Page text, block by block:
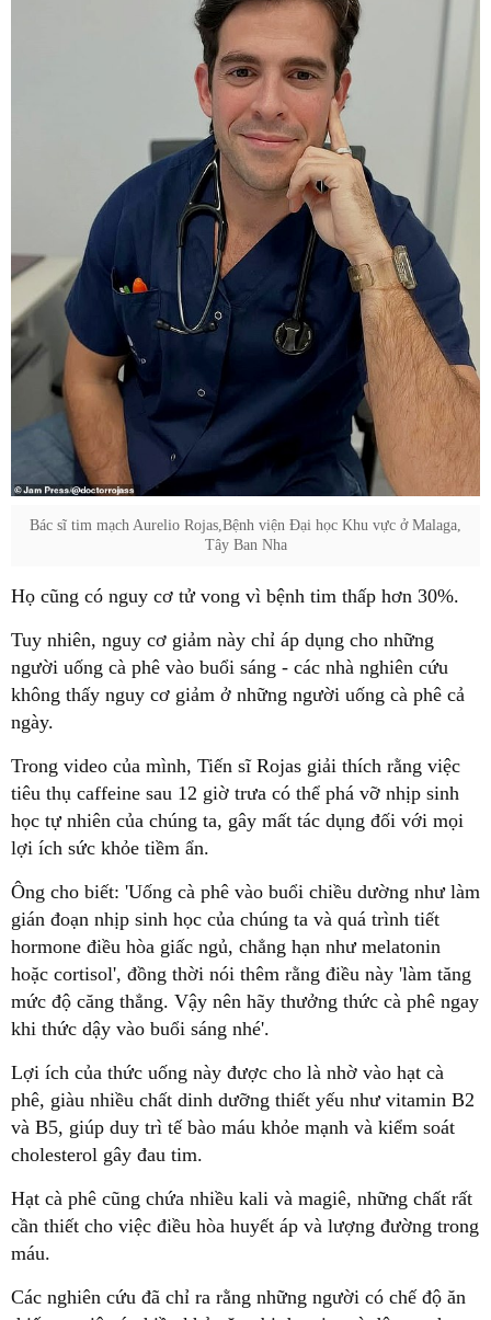
Bác sĩ tim mạch Aurelio Rojas,Bệnh viện Đại học Khu vực ở Malaga,
Tây Ban Nha
Họ cũng có nguy cơ tử vong vì bệnh tim thấp hơn 30%.
Tuy nhiên, nguy cơ giảm này chỉ áp dụng cho những
người uống cà phê vào buổi sáng - các nhà nghiên cứu
không thấy nguy cơ giảm ở những người uống cà phê cả
ngày.
Trong video của mình, Tiến sĩ Rojas giải thích rằng việc
tiêu thụ caffeine sau 12 giờ trưa có thể phá vỡ nhịp sinh
học tự nhiên của chúng ta, gây mất tác dụng đối với mọi
lợi ích sức khỏe tiềm ẩn.
Ông cho biết: 'Uống cà phê vào buổi chiều dường như làm
gián đoạn nhịp sinh học của chúng ta và quá trình tiết
hormone điều hòa giấc ngủ, chẳng hạn như melatonin
hoặc cortisol', đồng thời nói thêm rằng điều này 'làm tăng
mức độ căng thẳng. Vậy nên hãy thưởng thức cà phê ngay
khi thức dậy vào buổi sáng nhé'.
Lợi ích của thức uống này được cho là nhờ vào hạt cà
phê, giàu nhiều chất dinh dưỡng thiết yếu như vitamin B2
và B5, giúp duy trì tế bào máu khỏe mạnh và kiểm soát
cholesterol gây đau tim.
Hạt cà phê cũng chứa nhiều kali và magiê, những chất rất
cần thiết cho việc điều hòa huyết áp và lượng đường trong
máu.
Các nghiên cứu đã chỉ ra rằng những người có chế độ ăn